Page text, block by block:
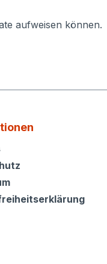
aufweisen können.